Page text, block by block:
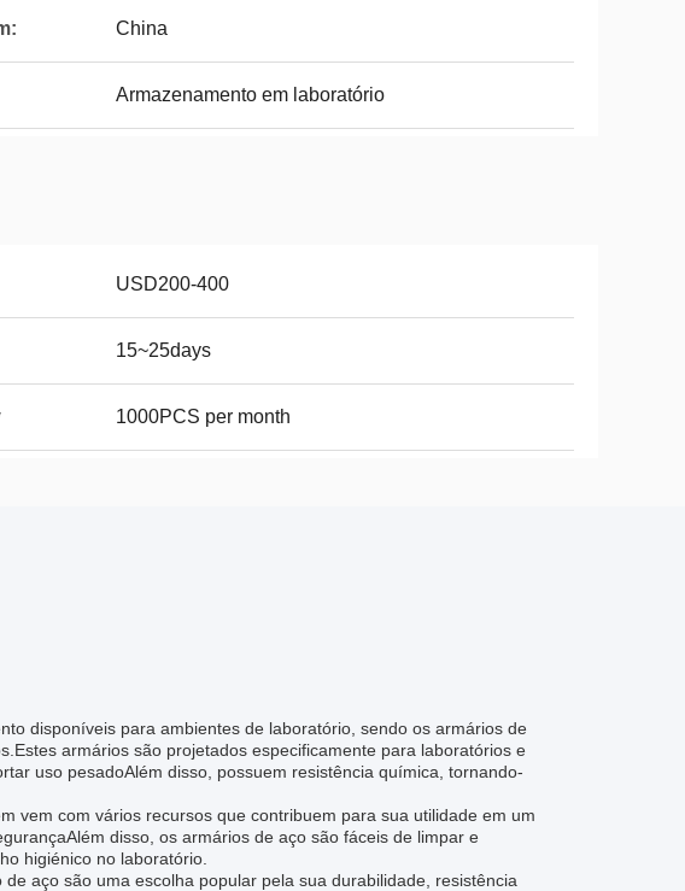
China
Armazenamento em laboratório
USD200-400
15~25days
1000PCS per month
disponíveis para ambientes de laboratório, sendo os armários de
armários são projetados especificamente para laboratórios e
uso pesadoAlém disso, possuem resistência química, tornando-
vem com vários recursos que contribuem para sua utilidade em um
disso, os armários de aço são fáceis de limpar e
higiénico no laboratório.
aço são uma escolha popular pela sua durabilidade, resistência